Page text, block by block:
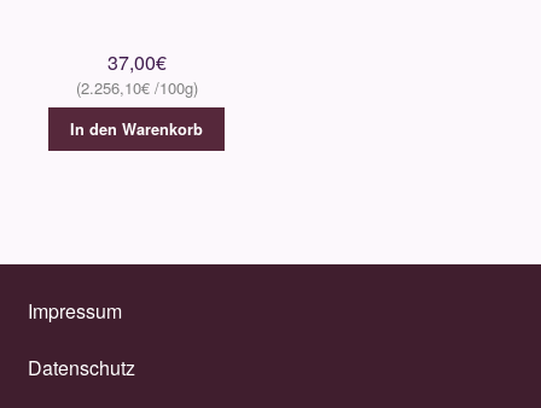
37,00€
2.256,10€
In den Warenkorb
Impressum
Datenschutz